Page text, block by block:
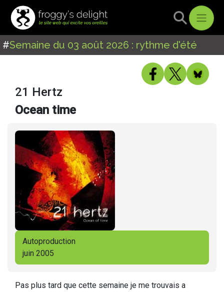
#Semaine du 03 août 2026 : rythme d'été
21 Hertz
Ocean time
Autoproduction
juin 2005
Pas plus tard que cette semaine je me trouvais a